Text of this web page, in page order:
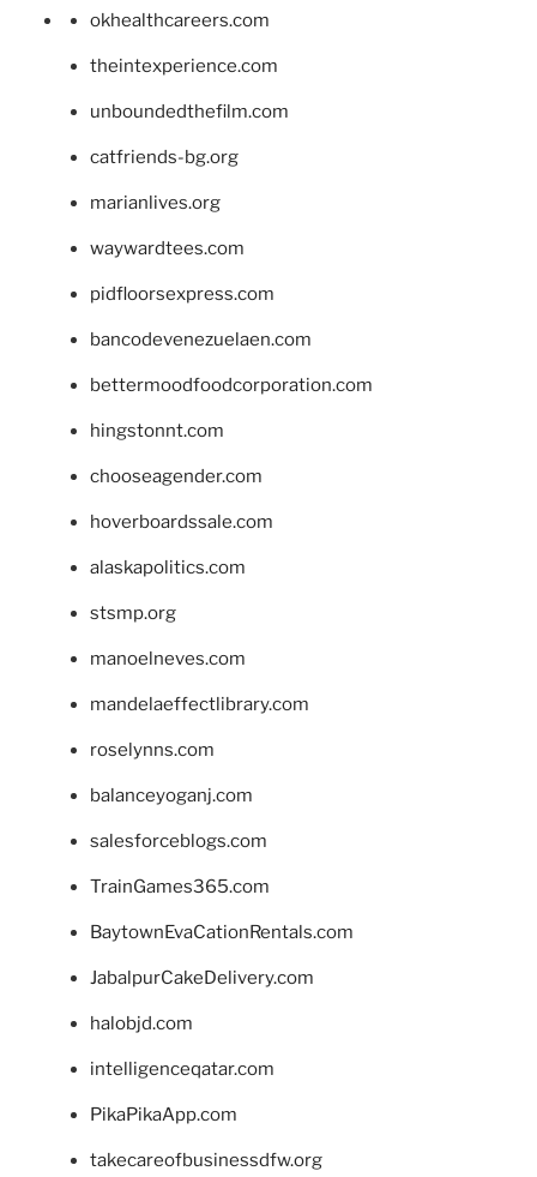
okhealthcareers.com
theintexperience.com
unboundedthefilm.com
catfriends-bg.org
marianlives.org
waywardtees.com
pidfloorsexpress.com
bancodevenezuelaen.com
bettermoodfoodcorporation.com
hingstonnt.com
chooseagender.com
hoverboardssale.com
alaskapolitics.com
stsmp.org
manoelneves.com
mandelaeffectlibrary.com
roselynns.com
balanceyoganj.com
salesforceblogs.com
TrainGames365.com
BaytownEvaCationRentals.com
JabalpurCakeDelivery.com
halobjd.com
intelligenceqatar.com
PikaPikaApp.com
takecareofbusinessdfw.org